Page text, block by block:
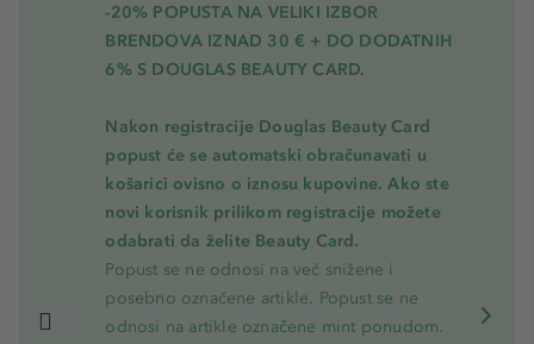
-20% POPUSTA NA VELIKI IZBOR
BRENDOVA IZNAD 30 € + DO DODATNIH
6% S DOUGLAS BEAUTY CARD.
Nakon registracije Douglas Beauty Card
popust će se automatski obračunavati u
košarici ovisno o iznosu kupovine. Ako ste
novi korisnik prilikom registracije možete
odabrati da želite Beauty Card.
Popust se ne odnosi na već snižene i
posebno označene artikle. Popust se ne
odnosi na artikle označene mint ponudom.